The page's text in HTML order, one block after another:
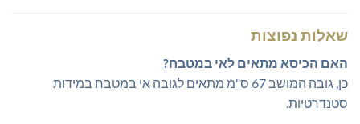
שאלות נפוצות
האם הכיסא מתאים לאי במטבח?
כן, גובה המושב 67 ס"מ מתאים לגובה אי במטבח במידות
סטנדרטיות.